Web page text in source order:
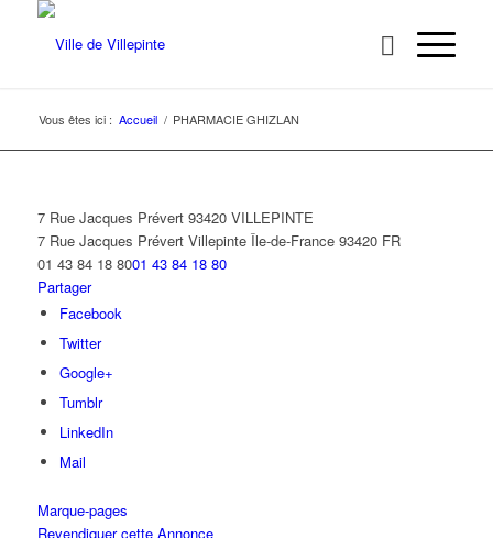
Vous êtes ici : Accueil / PHARMACIE GHIZLAN
7 Rue Jacques Prévert 93420 VILLEPINTE
7 Rue Jacques Prévert Villepinte Île-de-France 93420 FR
01 43 84 18 8001 43 84 18 80
Partager
Facebook
Twitter
Google+
Tumblr
LinkedIn
Mail
Marque-pages
Revendiquer cette Annonce